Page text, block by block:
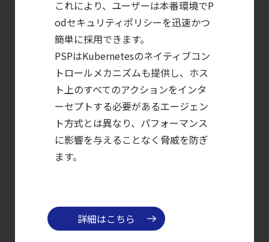
クラウドワークロードを守る最新セキュリテ
【ブログ】
CNAPP選定ガイド
｜
計画フェーズで失敗しない統合プラットフォ
【ブログ】
CTEMとは何か｜
攻撃者視点でクラウドの弱点を可視化する新
Posture
Managementの全体像
これにより、ユーザーは本番環境でP
odセキュリティポリシーを迅速かつ
簡単に採用できます。
PSPはKubernetesのネイティブコン
トロールメカニズムも提供し、ホス
ト上のすべてのアクションをインタ
ーセプトする必要があるエージェン
ト方式とは異なり、パフォーマンス
に影響を与えることなく脅威を防ぎ
ます。
詳細はこちら